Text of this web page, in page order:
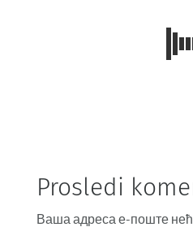
Prosledi
Ваша адреса е-поште